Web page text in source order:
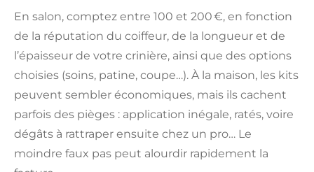
En salon, comptez entre 100 et 200 €, en fonction
de la réputation du coiffeur, de la longueur et de
l’épaisseur de votre crinière, ainsi que des options
choisies (soins, patine, coupe…). À la maison, les kits
peuvent sembler économiques, mais ils cachent
parfois des pièges : application inégale, ratés, voire
dégâts à rattraper ensuite chez un pro… Le
moindre faux pas peut alourdir rapidement la